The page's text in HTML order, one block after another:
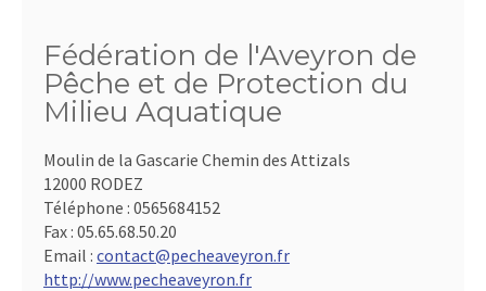
Fédération de l'Aveyron de
Pêche et de Protection du
Milieu Aquatique
Moulin de la Gascarie Chemin des Attizals
12000 RODEZ
Téléphone : 0565684152
Fax : 05.65.68.50.20
Email : contact@pecheaveyron.fr
http://www.pecheaveyron.fr